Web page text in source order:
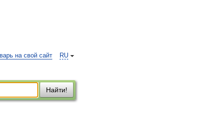
RU
на свой сайт
Найти!